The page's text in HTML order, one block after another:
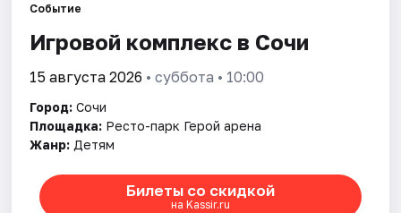
Событие
Игровой комплекс в Сочи
15 августа 2026 • суббота • 10:00
Город: Сочи
Площадка: Ресто-парк Герой арена
Жанр: Детям
Билеты со скидкой
на Kassir.ru